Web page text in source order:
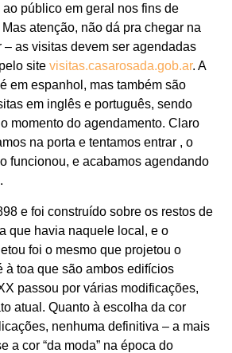
público em geral nos fins de
atenção, não dá pra chegar na
– as visitas devem ser agendadas
site visitas.casarosada.gob.ar. A
em espanhol, mas também são
em inglês e português, sendo
momento do agendamento. Claro
na porta e tentamos entrar , o
funcionou, e acabamos agendando
e foi construído sobre os restos de
que havia naquele local, e o
foi o mesmo que projetou o
à toa que são ambos edifícios
passou por várias modificações,
atual. Quanto à escolha da cor
nenhuma definitiva – a mais
a cor “da moda” na época do